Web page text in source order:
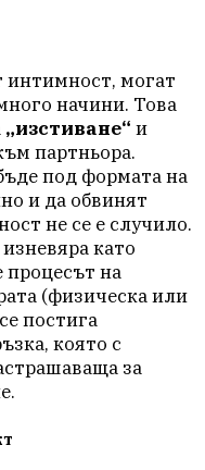
интимност, могат
начини. Това
„изстиване“ и
партньора.
под формата на
и да обвинят
не се е случило.
като
процесът на
(физическа или
постига
която с
за